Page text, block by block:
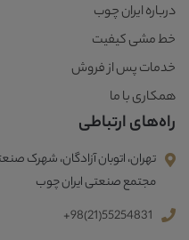
درباره ایران چوب
خط مشی کیفیت
خدمات پس از فروش
همکاری با ما
راه‌های ارتباطی
مجتمع صنعتی ایران چوب
+98(21)55254831